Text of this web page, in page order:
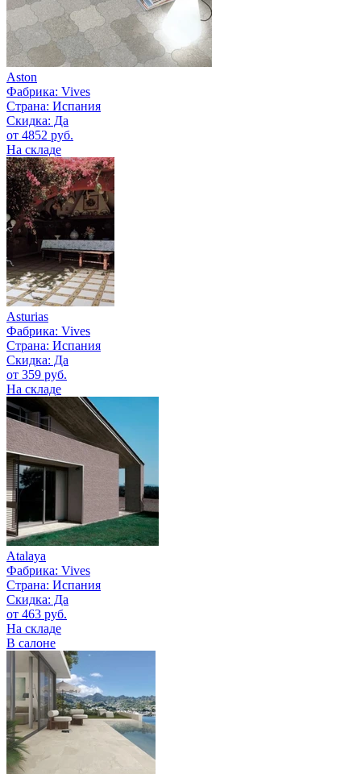
Aston
Фабрика: Vives
Страна: Испания
Скидка: Да
от 4852 руб.
На складе
Asturias
Фабрика: Vives
Страна: Испания
Скидка: Да
от 359 руб.
На складе
Atalaya
Фабрика: Vives
Страна: Испания
Скидка: Да
от 463 руб.
На складе
В салоне